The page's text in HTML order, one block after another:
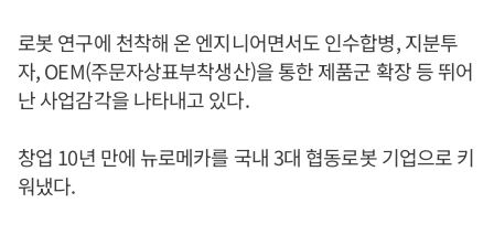
로봇 연구에 천착해 온 엔지니어면서도 인수합병, 지분투
자, OEM(주문자상표부착생산)을 통한 제품군 확장 등 뛰어
난 사업감각을 나타내고 있다.
창업 10년 만에 뉴로메카를 국내 3대 협동로봇 기업으로 키
워냈다.